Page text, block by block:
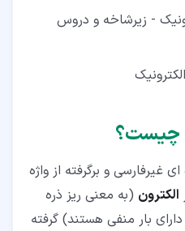
- زیرشاخه و دروس
غیرفارسی و برگرفته از واژه
الکترون (به معنی ریز ذره
بار منفی هستند) گرفته